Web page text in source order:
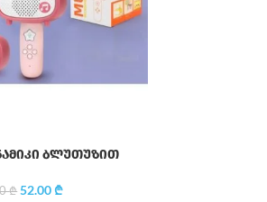
ბლუთუზით
₾ 52.00₾